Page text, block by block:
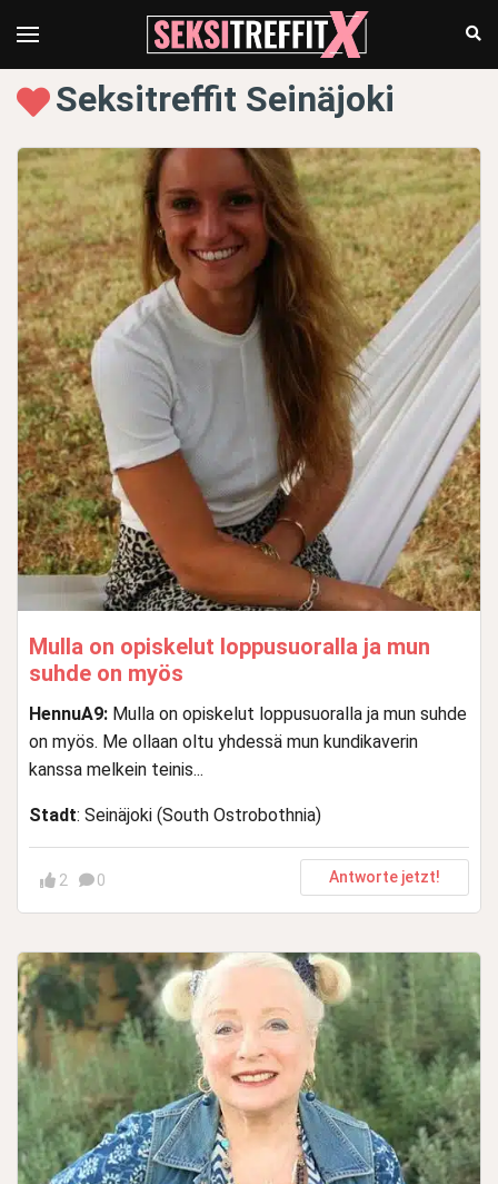
Seksitreffit Seinäjoki
Mulla on opiskelut loppusuoralla ja mun
suhde on myös
HennuA9: Mulla on opiskelut loppusuoralla ja mun suhde
on myös. Me ollaan oltu yhdessä mun kundikaverin
kanssa melkein teinis...
Stadt: Seinäjoki (South Ostrobothnia)
2 0 Antworte jetzt!